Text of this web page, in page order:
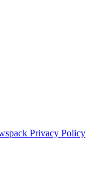
Privacy Policy